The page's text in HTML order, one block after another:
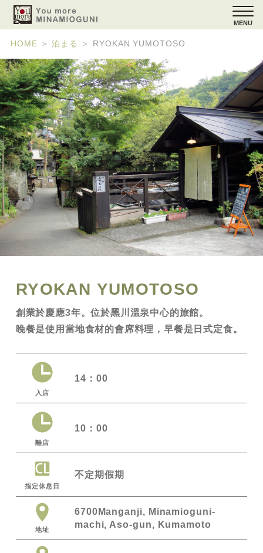
MENU
HOME ＞泊まる ＞ RYOKAN YUMOTOSO
RYOKAN YUMOTOSO
創業於慶應3年。位於黑川溫泉中心的旅館。
晚餐是使用當地食材的會席料理，早餐是日式定食。
入店
14：00
離店
10：00
指定休息日
不定期假期
地址
6700Manganji, Minamioguni-
machi, Aso-gun, Kumamoto